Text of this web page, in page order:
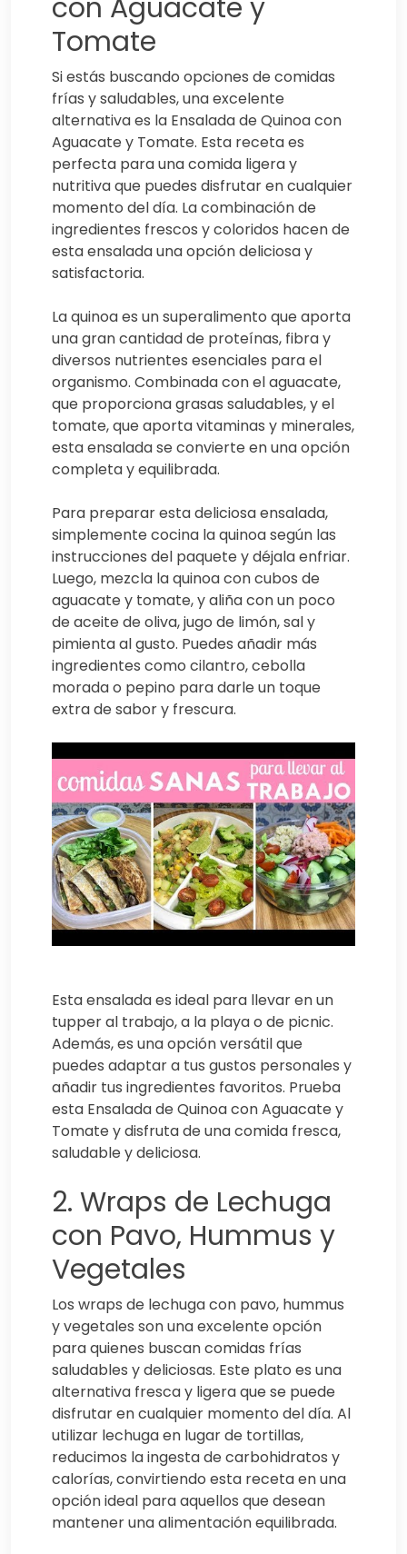
con Aguacate y
Tomate
Si estás buscando opciones de comidas
frías y saludables, una excelente
alternativa es la Ensalada de Quinoa con
Aguacate y Tomate. Esta receta es
perfecta para una comida ligera y
nutritiva que puedes disfrutar en cualquier
momento del día. La combinación de
ingredientes frescos y coloridos hacen de
esta ensalada una opción deliciosa y
satisfactoria.
La quinoa es un superalimento que aporta
una gran cantidad de proteínas, fibra y
diversos nutrientes esenciales para el
organismo. Combinada con el aguacate,
que proporciona grasas saludables, y el
tomate, que aporta vitaminas y minerales,
esta ensalada se convierte en una opción
completa y equilibrada.
Para preparar esta deliciosa ensalada,
simplemente cocina la quinoa según las
instrucciones del paquete y déjala enfriar.
Luego, mezcla la quinoa con cubos de
aguacate y tomate, y aliña con un poco
de aceite de oliva, jugo de limón, sal y
pimienta al gusto. Puedes añadir más
ingredientes como cilantro, cebolla
morada o pepino para darle un toque
extra de sabor y frescura.
Esta ensalada es ideal para llevar en un
tupper al trabajo, a la playa o de picnic.
Además, es una opción versátil que
puedes adaptar a tus gustos personales y
añadir tus ingredientes favoritos. Prueba
esta Ensalada de Quinoa con Aguacate y
Tomate y disfruta de una comida fresca,
saludable y deliciosa.
2. Wraps de Lechuga
con Pavo, Hummus y
Vegetales
Los wraps de lechuga con pavo, hummus
y vegetales son una excelente opción
para quienes buscan comidas frías
saludables y deliciosas. Este plato es una
alternativa fresca y ligera que se puede
disfrutar en cualquier momento del día. Al
utilizar lechuga en lugar de tortillas,
reducimos la ingesta de carbohidratos y
calorías, convirtiendo esta receta en una
opción ideal para aquellos que desean
mantener una alimentación equilibrada.